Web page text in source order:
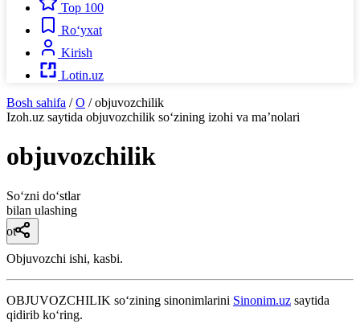
Top 100
Ro‘yxat
Kirish
Lotin.uz
Bosh sahifa / O / objuvozchilik
Izoh.uz saytida objuvozchilik so‘zining izohi va ma’nolari
objuvozchilik
So‘zni do‘stlar
bilan ulashing
ot
Objuvozchi ishi, kasbi.
OBJUVOZCHILIK so‘zining sinonimlarini Sinonim.uz saytida
qidirib ko‘ring.